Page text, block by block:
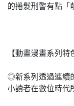
的捲髮刑警有點「
【動畫漫畫系列特
◎新系列透過連續
小讀者在數位時代